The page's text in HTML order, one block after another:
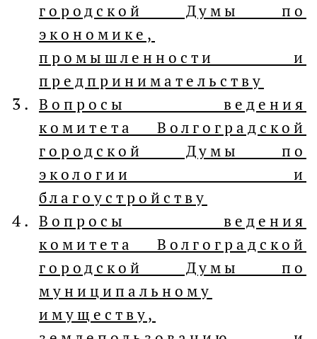
городской Думы по
экономике,
промышленности и
предпринимательству
Вопросы ведения
комитета Волгоградской
городской Думы по
экологии и
благоустройству
Вопросы ведения
комитета Волгоградской
городской Думы по
муниципальному
имуществу,